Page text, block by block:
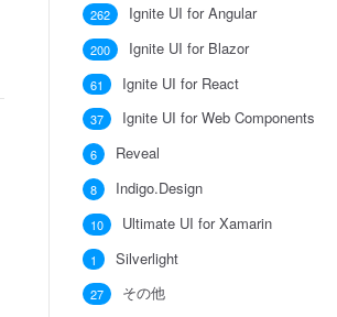
Ignite UI for Angular
262
Ignite UI for Blazor
200
Ignite UI for React
61
Ignite UI for Web Components
37
Reveal
6
Indigo.Design
8
Ultimate UI for Xamarin
10
Silverlight
1
その他
27